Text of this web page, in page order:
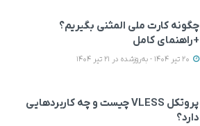
چگونه کارت ملی المثنی بگیریم؟
+راهنمای کامل
پروتکل VLESS چیست و چه کاربردهایی
دارد؟